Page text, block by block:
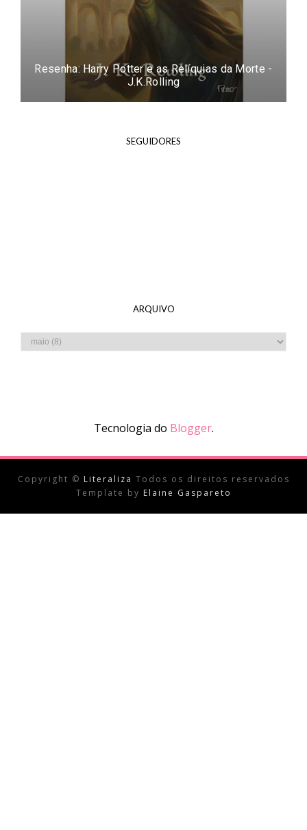
Resenha: Harry Potter e as Relíquias da Morte -
J.K.Rolling
SEGUIDORES
ARQUIVO
Tecnologia do Blogger.
Copyright © Literaliza Todos os direitos reservados
Template by Elaine Gaspareto